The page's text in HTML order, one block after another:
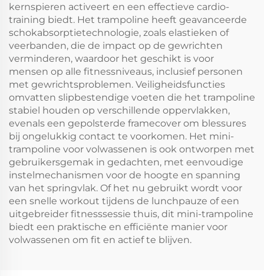
kernspieren activeert en een effectieve cardio-
training biedt. Het trampoline heeft geavanceerde
schokabsorptietechnologie, zoals elastieken of
veerbanden, die de impact op de gewrichten
verminderen, waardoor het geschikt is voor
mensen op alle fitnessniveaus, inclusief personen
met gewrichtsproblemen. Veiligheidsfuncties
omvatten slipbestendige voeten die het trampoline
stabiel houden op verschillende oppervlakken,
evenals een gepolsterde framecover om blessures
bij ongelukkig contact te voorkomen. Het mini-
trampoline voor volwassenen is ook ontworpen met
gebruikersgemak in gedachten, met eenvoudige
instelmechanismen voor de hoogte en spanning
van het springvlak. Of het nu gebruikt wordt voor
een snelle workout tijdens de lunchpauze of een
uitgebreider fitnesssessie thuis, dit mini-trampoline
biedt een praktische en efficiënte manier voor
volwassenen om fit en actief te blijven.